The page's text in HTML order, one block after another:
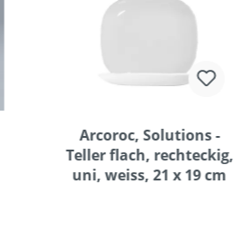
Arcoroc, Solutions -
Teller flach, rechteckig,
uni, weiss, 21 x 19 cm